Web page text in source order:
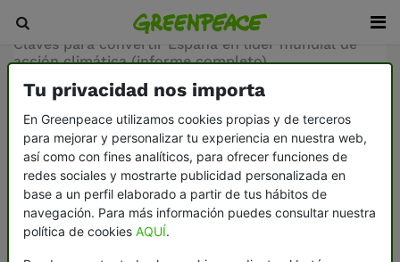
Inicio Sala de prensa / Informes /
Claves para convertir España en líder mundial de
acción climática (informe completo)
19-06-2024
Claves para convertir España en líder mundial
de acción climática (informe completo)
Tu privacidad nos importa
En Greenpeace utilizamos cookies propias y de terceros
para mejorar y personalizar tu experiencia en nuestra web,
así como con fines analíticos, para ofrecer funciones de
redes sociales y mostrarte publicidad personalizada en
base a un perfil elaborado a partir de tus hábitos de
navegación. Para más información puedes consultar nuestra
política de cookies AQUÍ.